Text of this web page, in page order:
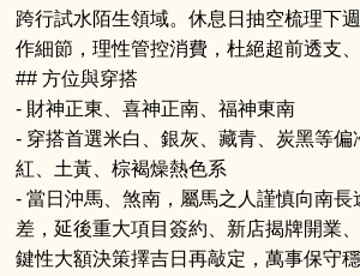
跨行試水陌生領域。休息日抽空梳理下
作細節，理性管控消費，杜絕超前透支、
## 方位與穿搭
- 財神正東、喜神正南、福神東南
- 穿搭首選米白、銀灰、藏青、炭黑等偏
紅、土黃、棕褐燥熱色系
- 當日沖馬、煞南，屬馬之人謹慎向南長
差，延後重大項目簽約、新店揭牌開業
鍵性大額決策擇吉日再敲定，萬事保守穩